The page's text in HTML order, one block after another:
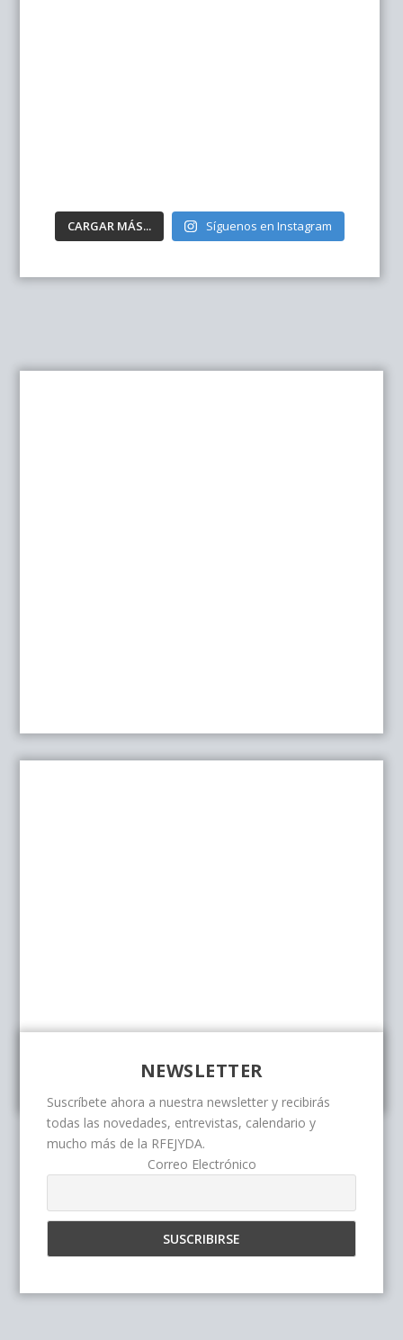
CARGAR MÁS... Síguenos en Instagram
NEWSLETTER
Suscríbete ahora a nuestra newsletter y recibirás
todas las novedades, entrevistas, calendario y
mucho más de la RFEJYDA.
Correo Electrónico